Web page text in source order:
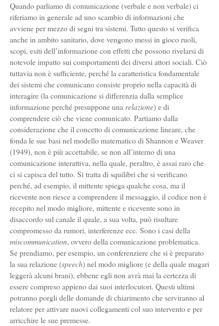
Quando parliamo di comunicazione (verbale e non verbale) ci
riferiamo in generale ad uno scambio di informazioni che
avviene per mezzo di segni tra sistemi. Tutto questo si verifica
anche in ambito sanitario, dove vengono messi in gioco ruoli,
scopi, esiti dell’informazione con effetti che possono rivelarsi di
notevole impatto sui comportamenti dei diversi attori sociali. Ciò
tuttavia non è sufficiente, perché la caratteristica fondamentale
dei sistemi che comunicano consiste proprio nella capacità di
interagire (la comunicazione si differenzia dalla semplice
informazione perché presuppone una relazione) e di
comprendere ciò che viene comunicato. Partiamo dalla
considerazione che il concetto di comunicazione lineare, che
fonda le sue basi nel modello matematico di Shannon e Weaver
(1949), non è più accettabile, se non all’interno di una
comunicazione interattiva, nella quale, peraltro, è assai raro che
ci si capisca del tutto. Si tratta di squilibri che si verificano
perché, ad esempio, il mittente spiega qualche cosa, ma il
ricevente non riesce a comprendere il messaggio, il codice non è
recepito nel modo migliore, mittente e ricevente sono in
disaccordo sul canale il quale, a sua volta, può risultare
compromesso da rumori, interferenze ecc. Sono i casi della
miscommunication, ovvero della comunicazione problematica.
Se prendiamo, per esempio, un conferenziere che si è preparato
la sua relazione (speech) nel modo migliore (e della quale magari
leggerà alcuni brani), ebbene egli non avrà mai la certezza di
essere compreso appieno dai suoi interlocutori. Questi ultimi
potranno porgli delle domande di chiarimento che serviranno al
relatore per attivare nuovi collegamenti col suo intervento e per
arricchire le sue premesse.